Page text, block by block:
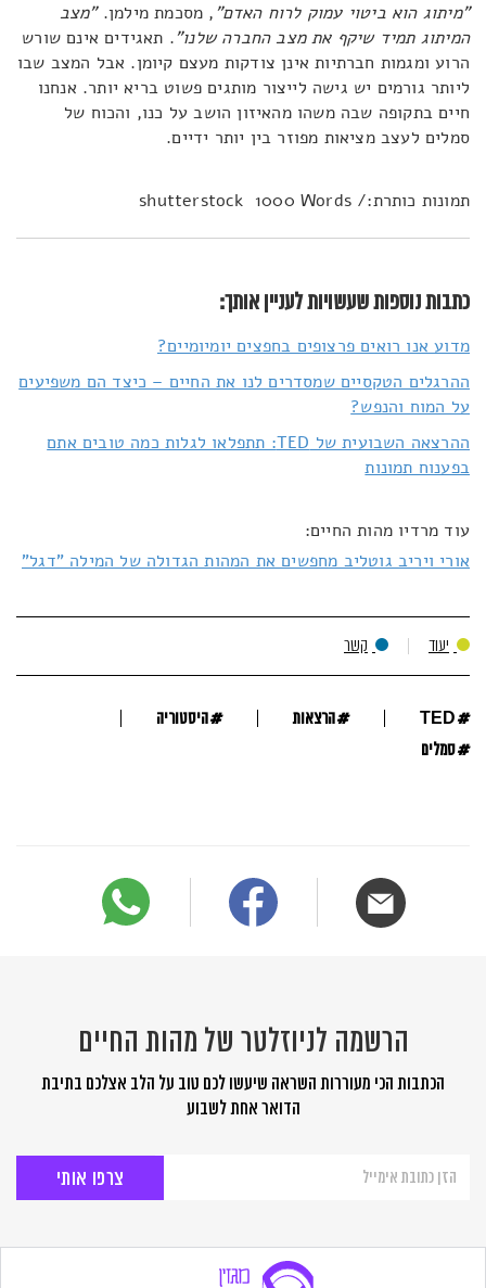
"מיתוג הוא ביטוי עמוק לרוח האדם", מסכמת מילמן."מצב
המיתוג תמיד שיקף את מצב החברה שלנו". תאגידים אינם שורש
הרוע ומגמות חברתיות אינן צודקות מעצם קיומן. אבל המצב שבו
ליותר גורמים יש גישה לייצור מותגים פשוט בריא יותר. אנחנו
חיים בתקופה שבה משהו מהאיזון הושב על כנו, והכוח של
סמלים לעצב מציאות מפוזר בין יותר ידיים.
תמונות כותרת:/ shutterstock 1000 Words
כתבות נוספות שעשויות לעניין אותך:
מדוע אנו רואים פרצופים בחפצים יומיומיים?
ההרגלים הטקסיים שמסדרים לנו את החיים – כיצד הם משפיעים
על המוח והנפש?
ההרצאה השבועית של TED: תתפלאו לגלות כמה טובים אתם
בפענוח תמונות
עוד מרדיו מהות החיים:
אורי ויריב גוטליב מחפשים את המהות הגדולה של המילה "דגל"
יעוד קשר
#
TED
#הרצאות #היסטוריה
#סמלים
הרשמה לניוזלטר של מהות החיים
הכתבות הכי מעוררות השראה שיעשו לכם טוב על הלב אצלכם בתיבת
הדואר אחת לשבוע
לניוזלטר
החיים